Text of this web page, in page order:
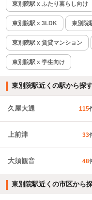
東別院駅 x ふたり暮らし向け
東別院駅 x 3LDK 東別院
東別院駅 x 賃貸マンション
東別院駅 x 学生向け
東別院駅近くの駅から探
久屋大通 115
上前津 33
大須観音 48
東別院駅近くの市区から